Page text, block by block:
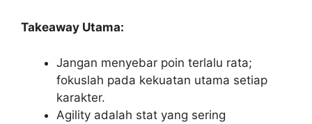
Takeaway Utama:
Jangan menyebar poin terlalu rata;
fokuslah pada kekuatan utama setiap
karakter.
Agility adalah stat yang sering